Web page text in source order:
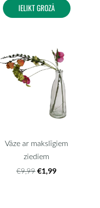
IELIKT GROZĀ
Vāze ar makslīgiem
ziediem
€9,99 €1,99